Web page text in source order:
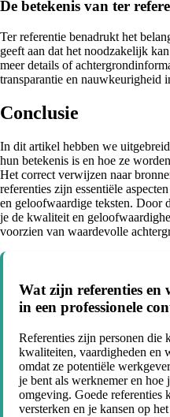
De betekenis van ter
Ter referentie benadrukt het
geeft aan dat het noodzakelijk
meer details of
transparantie en nauwkeurigheid
Conclusie
In dit artikel hebben we
hun betekenis is en hoe ze
Het correct verwijzen naar
referenties zijn essentiële
en geloofwaardige teksten. Door
je de kwaliteit en
voorzien van waardevolle
Wat zijn referenties
in een professionele
Referenties zijn personen die
kwaliteiten, vaardigheden en
omdat ze potentiële
je bent als werknemer en hoe
omgeving. Goede referenties
versterken en je kansen op